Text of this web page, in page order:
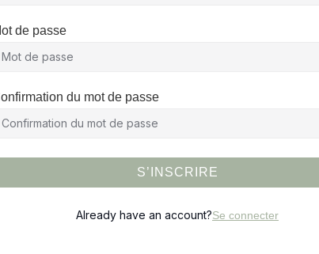
de passe
du mot de passe
S’INSCRIRE
Already have an account?Se connecter